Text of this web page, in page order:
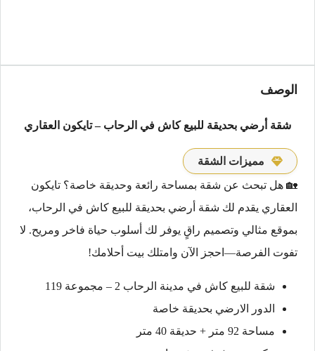
الوصف
شقة أرضي بحديقة للبيع كاش في الرحاب – تايكون العقاري
مميزات الشقة
🏡 هل تبحث عن شقة بمساحة رائعة وحديقة خاصة؟ تايكون
العقاري يقدم لك شقة أرضي بحديقة للبيع كاش في الرحاب،
بموقع مثالي وتصميم راقٍ يوفر لك أسلوب حياة فاخر ومريح. لا
تفوت الفرصة—احجز الآن وامتلك بيت أحلامك!
شقة للبيع كاش في مدينة الرحاب 2 – مجموعة 119
الدور الارضي بحديقة خاصة
مساحة 92 متر + حديقة 40 متر